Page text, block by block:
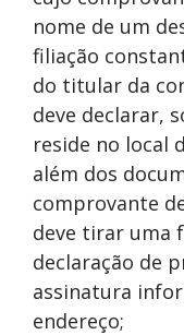
nome de um
filiação
do titular da
deve declarar,
reside no local
além dos
comprovante
deve tirar uma
declaração de
assinatura
endereço;